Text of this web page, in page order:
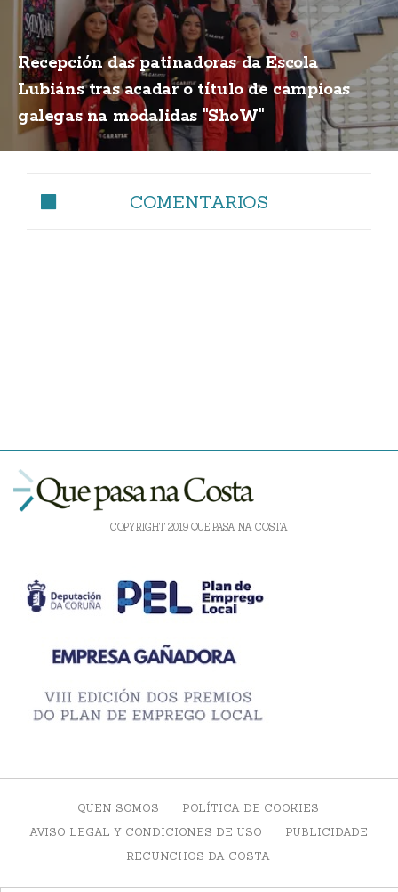
Recepción das patinadoras da Escola
Lubiáns tras acadar o título de campioas
galegas na modalidas "ShoW"
COMENTARIOS
COPYRIGHT 2019 QUE PASA NA COSTA
QUEN SOMOS
POLÍTICA DE COOKIES
AVISO LEGAL Y CONDICIONES DE USO
PUBLICIDADE
RECUNCHOS DA COSTA